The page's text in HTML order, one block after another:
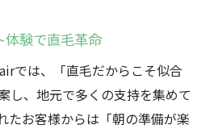
体験で直毛革命
では、「直毛だからこそ似合
し、地元で多くの支持を集めて
たお客様からは「朝の準備が楽